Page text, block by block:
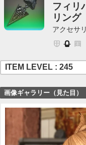
フィリ
リング
アクセサ
ITEM LEVEL : 245
画像ギャラリー（見た目）